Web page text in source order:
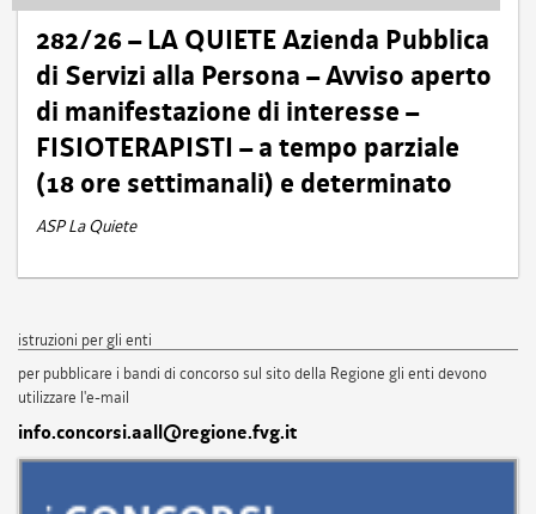
282/26 – LA QUIETE Azienda Pubblica
di Servizi alla Persona – Avviso aperto
di manifestazione di interesse –
FISIOTERAPISTI – a tempo parziale
(18 ore settimanali) e determinato
ASP La Quiete
istruzioni per gli enti
per pubblicare i bandi di concorso sul sito della Regione gli enti devono
utilizzare l'e-mail
info.concorsi.aall@regione.fvg.it